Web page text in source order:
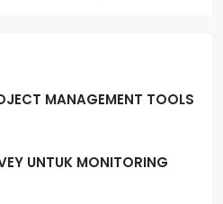
MANAGEMENT TOOLS
UNTUK MONITORING